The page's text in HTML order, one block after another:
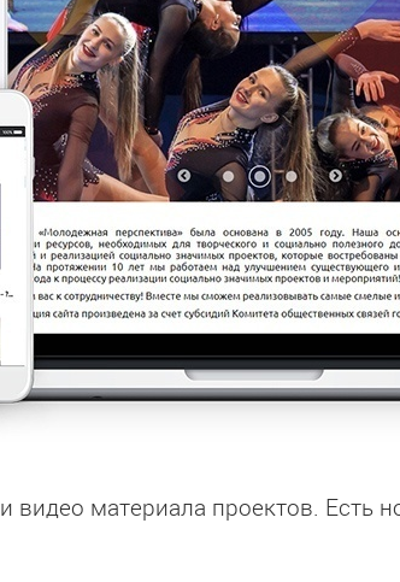
видео материала проектов. Есть